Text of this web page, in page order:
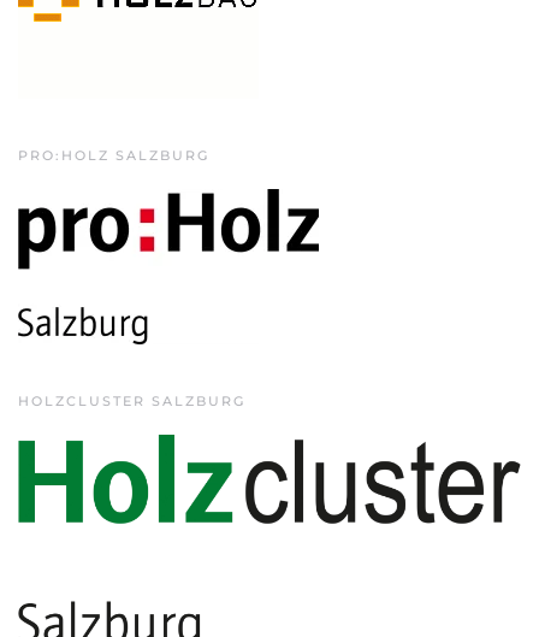
PRO:HOLZ SALZBURG
HOLZCLUSTER SALZBURG